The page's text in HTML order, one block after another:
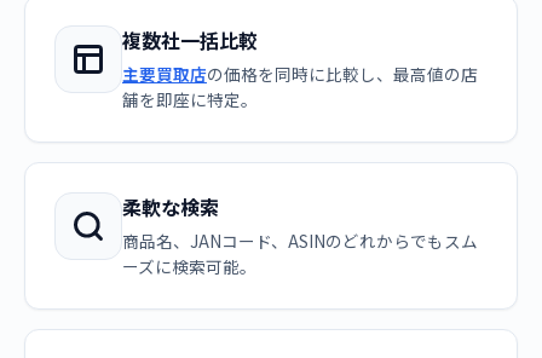
複数社一括比較
主要買取店の価格を同時に比較し、最高値の店
舗を即座に特定。
柔軟な検索
商品名、JANコード、ASINのどれからでもスム
ーズに検索可能。